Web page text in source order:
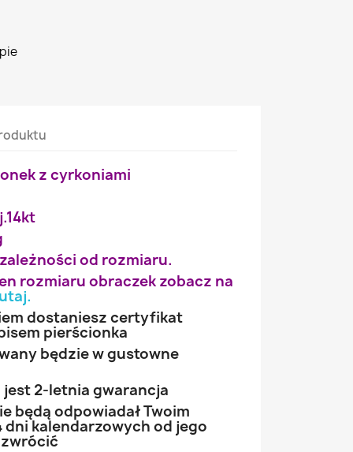
z cyrkoniami
od rozmiaru.
rozmiaru obraczek zobacz na
.
dostaniesz certyfikat
pierścionka
będzie w gustowne
2-letnia gwarancja
będą odpowiadał Twoim
dni kalendarzowych od jego